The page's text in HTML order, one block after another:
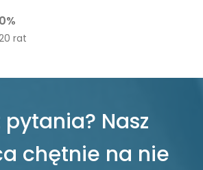
rat
pytania? Nasz
chętnie na nie